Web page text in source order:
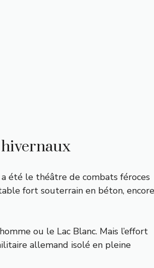
hivernaux
été le théâtre de combats féroces
fort souterrain en béton, encore
ou le Lac Blanc. Mais l’effort
allemand isolé en pleine